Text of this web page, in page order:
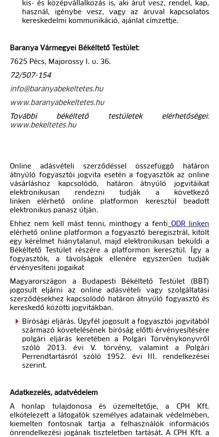
kis- és középvállalkozás is, aki árut vesz, rendel, kap,
használ, igénybe vesz, vagy az áruval kapcsolatos
kereskedelmi kommunikáció, ajánlat címzettje.
Baranya Vármegyei Békéltető Testület:
7625 Pécs, Majorossy I. u. 36.
72/507-154
info@baranyabekeltetes.hu
www.baranyabekeltetes.hu
További békéltető testületek elérhetőségei:
www.bekeltetes.hu
Online adásvételi szerződéssel összefüggő határon
átnyúló fogyasztói jogvita esetén a fogyasztók az online
vásárláshoz kapcsolódó, határon átnyúló jogvitáikat
elektronikusan rendezni tudják a következő
linken elérhető online platformon keresztül beadott
elektronikus panasz útján.
Ehhez nem kell mást tenni, minthogy a fenti ODR linken
elérhető online platformon a fogyasztó beregisztrál, kitölt
egy kérelmet hiánytalanul, majd elektronikusan beküldi a
Békéltető Testület részére a platformon keresztül. Így a
fogyasztók, a távolságok ellenére egyszerűen tudják
érvényesíteni jogaikat
Magyarországon a Budapesti Békéltető Testület (BBT)
jogosult eljárni az online adásvételi vagy szolgáltatási
szerződésekhez kapcsolódó határon átnyúló fogyasztó és
kereskedő közötti jogvitákban.
Bírósági eljárás. Ügyfél jogosult a fogyasztói jogvitából
származó követelésének bíróság előtti érvényesítésére
polgári eljárás keretében a Polgári Törvénykönyvről
szóló 2013. évi V. törvény, valamint a Polgári
Perrendtartásról szóló 1952. évi III. rendelkezései
szerint.
Adatkezelés, adatvédelem
A honlap tulajdonosa és üzemeltetője, a CPH Kft.
elkötelezett a látogatók személyes adatainak védelmében,
kiemelten fontosnak tartja a felhasználók információs
önrendelkezési jogának tiszteletben tartását. A CPH Kft. a